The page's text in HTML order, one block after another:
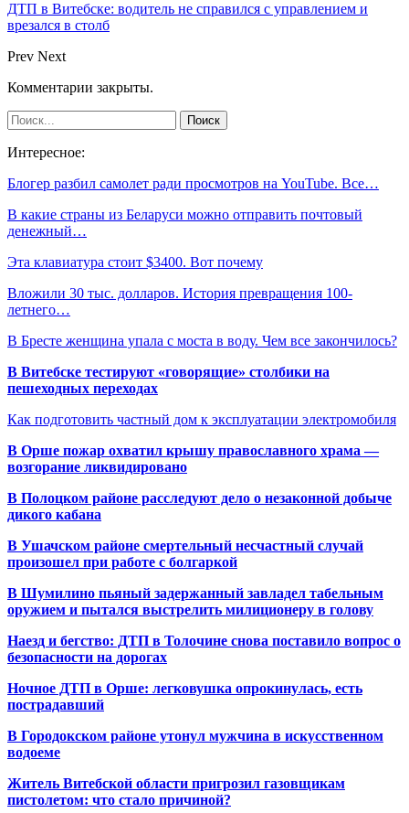
ДТП в Витебске: водитель не справился с управлением и
врезался в столб
Prev Next
Комментарии закрыты.
Интересное:
Блогер разбил самолет ради просмотров на YouTube. Все…
В какие страны из Беларуси можно отправить почтовый
денежный…
Эта клавиатура стоит $3400. Вот почему
Вложили 30 тыс. долларов. История превращения 100-
летнего…
В Бресте женщина упала с моста в воду. Чем все закончилось?
В Витебске тестируют «говорящие» столбики на
пешеходных переходах
Как подготовить частный дом к эксплуатации электромобиля
В Орше пожар охватил крышу православного храма —
возгорание ликвидировано
В Полоцком районе расследуют дело о незаконной добыче
дикого кабана
В Ушачском районе смертельный несчастный случай
произошел при работе с болгаркой
В Шумилино пьяный задержанный завладел табельным
оружием и пытался выстрелить милиционеру в голову
Наезд и бегство: ДТП в Толочине снова поставило вопрос о
безопасности на дорогах
Ночное ДТП в Орше: легковушка опрокинулась, есть
пострадавший
В Городокском районе утонул мужчина в искусственном
водоеме
Житель Витебской области пригрозил газовщикам
пистолетом: что стало причиной?